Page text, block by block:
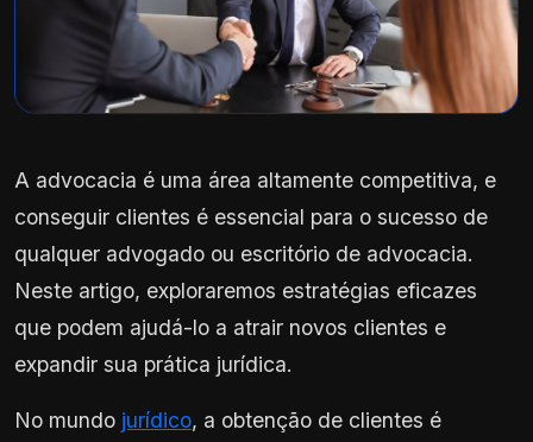
A advocacia é uma área altamente competitiva, e
conseguir clientes é essencial para o sucesso de
qualquer advogado ou escritório de advocacia.
Neste artigo, exploraremos estratégias eficazes
que podem ajudá-lo a atrair novos clientes e
expandir sua prática jurídica.
No mundo jurídico, a obtenção de clientes é